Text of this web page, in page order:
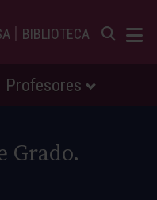
| BIBLIOTECA
Profesores
Grado.